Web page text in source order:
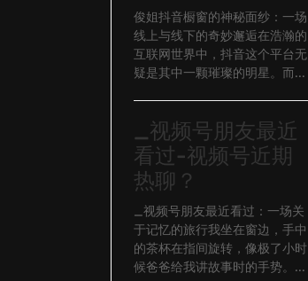
俊姐抖音橱窗的神秘面纱：一场
线上与线下的奇妙邂逅在浩瀚的
互联网世界中，抖音这个平台无
疑是其中一颗璀璨的明星。而...
_视频号朋友最近
看过-视频号近期
热聊？
_视频号朋友最近看过：一场关
于记忆的旅行我坐在窗边，手中
的茶杯在指间旋转，像极了小时
候爸爸给我讲故事时的手势。...